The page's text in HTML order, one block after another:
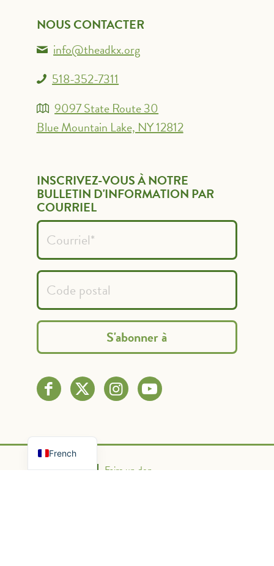
NOUS CONTACTER
info@theadkx.org
518-352-7311
9097 State Route 30
Blue Mountain Lake, NY 12812
INSCRIVEZ-VOUS À NOTRE
BULLETIN D'INFORMATION PAR
COURRIEL
Nous contacter Faire un don
French